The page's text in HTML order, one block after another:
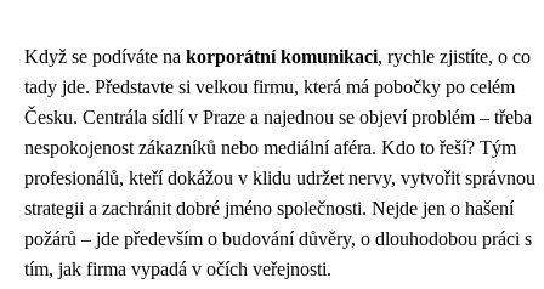
Když se podíváte na korporátní komunikaci, rychle zjistíte, o co
tady jde. Představte si velkou firmu, která má pobočky po celém
Česku. Centrála sídlí v Praze a najednou se objeví problém – třeba
nespokojenost zákazníků nebo mediální aféra. Kdo to řeší? Tým
profesionálů, kteří dokážou v klidu udržet nervy, vytvořit správnou
strategii a zachránit dobré jméno společnosti. Nejde jen o hašení
požárů – jde především o budování důvěry, o dlouhodobou práci s
tím, jak firma vypadá v očích veřejnosti.